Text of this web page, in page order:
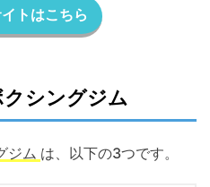
トはこちら
シングジム
ジム は、以下の3つです。